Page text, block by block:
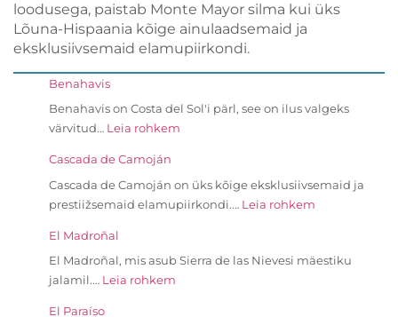
loodusega, paistab Monte Mayor silma kui üks
Lõuna-Hispaania kõige ainulaadsemaid ja
eksklusiivsemaid elamupiirkondi.
Benahavis
Benahavis on Costa del Sol'i pärl, see on ilus valgeks
värvitud… Leia rohkem
Cascada de Camoján
Cascada de Camoján on üks kõige eksklusiivsemaid ja
prestiižsemaid elamupiirkondi.… Leia rohkem
El Madroñal
El Madroñal, mis asub Sierra de las Nievesi mäestiku
jalamil.… Leia rohkem
El Paraíso